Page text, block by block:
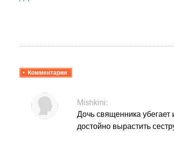
Комментарии
Mishkini:
Дочь священника убегает
достойно вырастить